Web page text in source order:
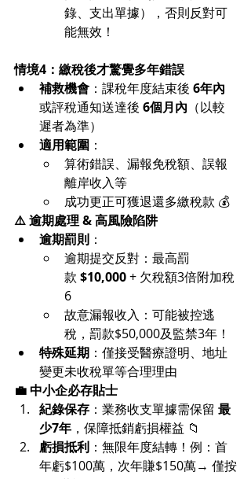
錄、支出單據），否則反對可
能無效！
情境4：繳稅後才驚覺多年錯誤
補救機會 ：課稅年度結束後 6年內
或評稅通知送達後 6個月內 （以較
遲者為準）
適用範圍 ：
算術錯誤、漏報免稅額、誤報
離岸收入等
成功更正可獲退還多繳稅款 💰
⚠️ 逾期處理 & 高風險陷阱
逾期罰則 ：
逾期提交反對：最高罰
款 $10,000 + 欠稅額3倍附加稅
6
故意漏報收入：可能被控逃
稅，罰款$50,000及監禁3年！
特殊延期 ：僅接受醫療證明、地址
變更未收稅單等合理理由
💼 中小企必存貼士
紀錄保存 ：業務收支單據需保留 最
少7年 ，保障抵銷虧損權益 📁
虧損抵利 ：無限年度結轉！例：首
年虧$100萬，次年賺$150萬→ 僅按